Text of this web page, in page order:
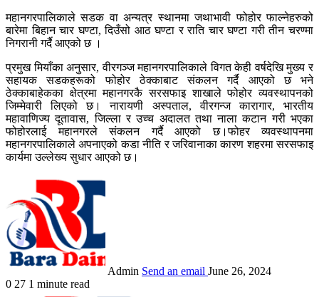
महानगरपालिकाले सडक वा अन्यत्र स्थानमा जथाभावी फोहोर फाल्नेहरुको
बारेमा बिहान चार घण्टा, दिउँसो आठ घण्टा र राति चार घण्टा गरी तीन चरण्मा
निगरानी गर्दै आएको छ ।
प्रमुख मियाँका अनुसार, वीरगञ्ज महानगरपालिकाले विगत केही वर्षदेखि मुख्य र
सहायक सडकहरूको फोहोर ठेक्काबाट संकलन गर्दै आएको छ भने
ठेक्काबाहेकका क्षेत्रमा महानगरकै सरसफाइ शाखाले फोहोर व्यवस्थापनको
जिम्मेवारी लिएको छ। नारायणी अस्पताल, वीरगन्ज कारागार, भारतीय
महावाणिज्य दूतावास, जिल्ला र उच्च अदालत तथा नाला कटान गरी भएका
फोहोरलाई महानगरले संकलन गर्दै आएको छ।फोहर व्यवस्थापनमा
महानगरपालिकाले अपनाएको कडा नीति र जरिवानाका कारण शहरमा सरसफाइ
कार्यमा उल्लेख्य सुधार आएको छ।
Admin Send an email June 26, 2024
0 27 1 minute read